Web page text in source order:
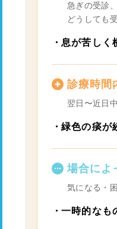
急ぎの受診
どうしても
息が苦しく
診療時間
翌日〜近日
緑色の痰が
場合によ
気になる・
一時的なも